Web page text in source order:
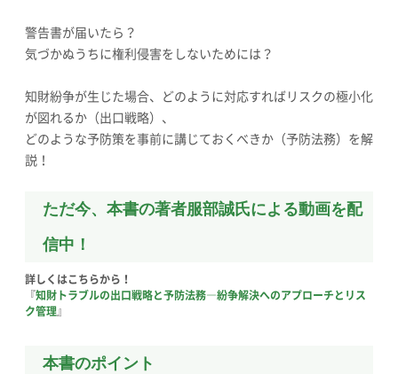
警告書が届いたら？
気づかぬうちに権利侵害をしないためには？
知財紛争が生じた場合、どのように対応すればリスクの極小化
が図れるか（出口戦略）、
どのような予防策を事前に講じておくべきか（予防法務）を解
説！
ただ今、本書の著者服部誠氏による動画を配
信中！
詳しくはこちらから！
『知財トラブルの出口戦略と予防法務―紛争解決へのアプローチとリス
ク管理』
本書のポイント